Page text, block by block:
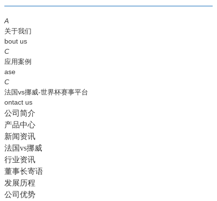
工程案例
解决方案
新闻资讯
法国vs挪威
行业资讯
常见问题
法国vs挪威-世界杯赛事平台
A
关于我们
bout us
C
应用案例
ase
C
法国vs挪威-世界杯赛事平台
ontact us
公司简介
产品中心
新闻资讯
法国vs挪威
行业资讯
董事长寄语
发展历程
公司优势